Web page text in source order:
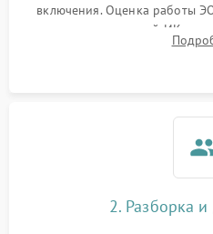
включения. Оценка работы
проверка встроенной ИК-
прицельной сетки.
2. Разборка